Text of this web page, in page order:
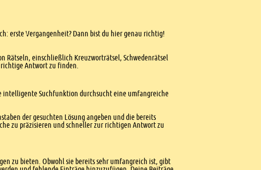
erste Vergangenheit? Dann bist du hier genau richtig!
Rätseln, einschließlich Kreuzworträtsel, Schwedenrätsel
Antwort zu finden.
intelligente Suchfunktion durchsucht eine umfangreiche
der gesuchten Lösung angeben und die bereits
zu präzisieren und schneller zur richtigen Antwort zu
zu bieten. Obwohl sie bereits sehr umfangreich ist, gibt